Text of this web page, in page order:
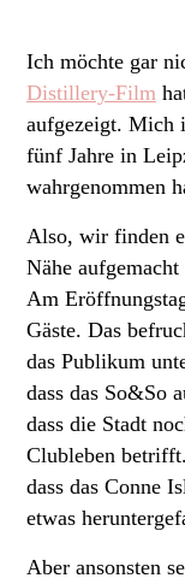
Ich möchte gar
Distillery-Film
aufgezeigt. Mich
fünf Jahre in
wahrgenommen
Also, wir finden
Nähe
Am
Gäste. Das
das Publikum
dass das So&So
dass die Stadt
Clubleben
dass das Conne
etwas
Aber ansonsten